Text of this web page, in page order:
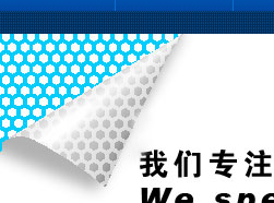
客户见证 联系九星